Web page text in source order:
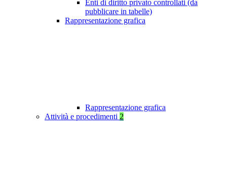
Enti di diritto privato controllati (da
pubblicare in tabelle)
Rappresentazione grafica
Rappresentazione grafica
Attività e procedimenti 2